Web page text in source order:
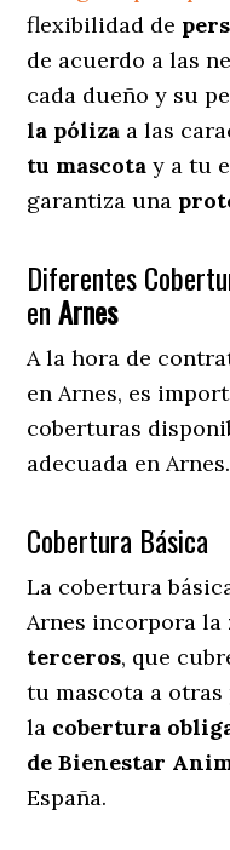
flexibilidad de
de acuerdo a las
cada dueño y su
la póliza a las
tu mascota y a tu
garantiza una
Diferentes
en Arnes
A la hora de
en Arnes, es
coberturas
adecuada en Arnes.
Cobertura Básica
La cobertura
Arnes incorpora la
terceros, que
tu mascota a otras
la cobertura
de Bienestar
España.